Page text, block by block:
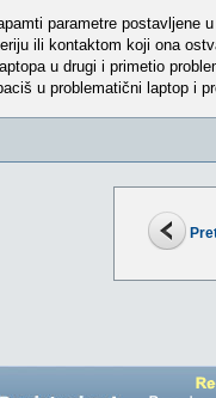
parametre postavljene
ili kontaktom koji ona
u drugi i primetio
u problematični laptop i